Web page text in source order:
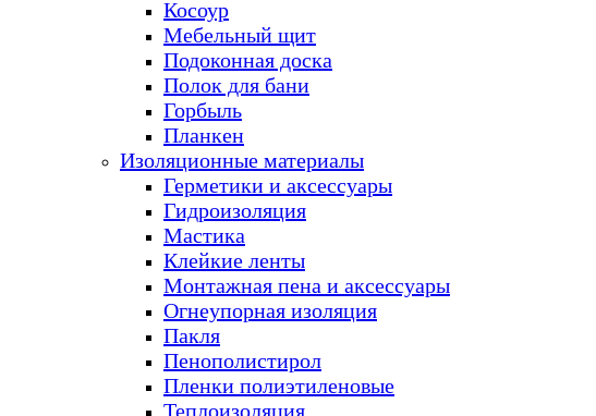
Косоур
Мебельный щит
Подоконная доска
Полок для бани
Горбыль
Планкен
Изоляционные материалы
Герметики и аксессуары
Гидроизоляция
Мастика
Клейкие ленты
Монтажная пена и аксессуары
Огнеупорная изоляция
Пакля
Пенополистирол
Пленки полиэтиленовые
Теплоизоляция